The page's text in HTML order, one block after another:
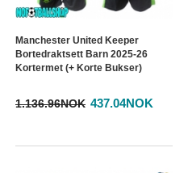
Manchester United Keeper
Bortedraktsett Barn 2025-26
Kortermet (+ Korte Bukser)
1.136.96NOK 437.04NOK